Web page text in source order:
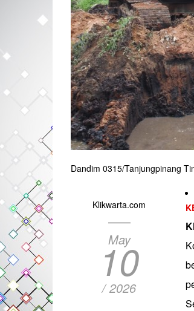
Dandim 0315/Tanjungpinang
Klikwarta.com
May
10
/ 2026